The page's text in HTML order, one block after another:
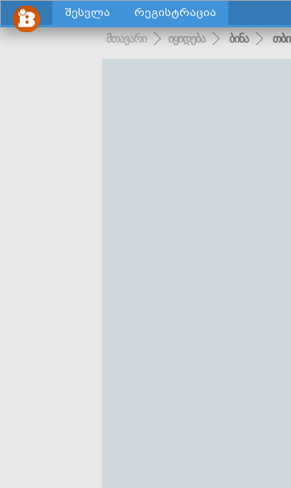
შესვლა რეგისტრაცია
მთავარი იყიდება ბინა